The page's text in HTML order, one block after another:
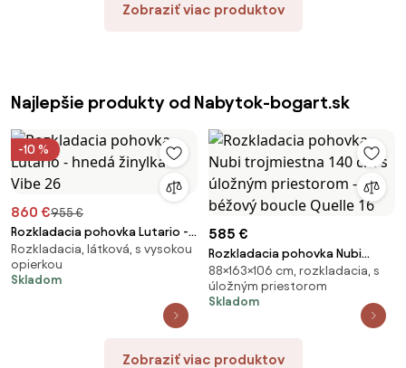
Zobraziť viac produktov
Najlepšie produkty od Nabytok-bogart.sk
-10 %
860 €955 €
Rozkladacia pohovka Lutario -
hnedá žinylka Vibe 26
Rozkladacia, látková, s vysokou
opierkou
Skladom
585 €
Rozkladacia pohovka Nubi
trojmiestna 140 cm s úložným
priestorom - béžový boucle
Quelle 16
88×163×106 cm, rozkladacia, s
úložným priestorom
Skladom
Zobraziť viac produktov